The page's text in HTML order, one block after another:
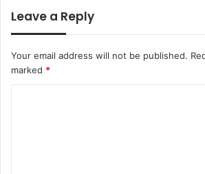
Leave a Reply
Your email address will not be published.
marked *